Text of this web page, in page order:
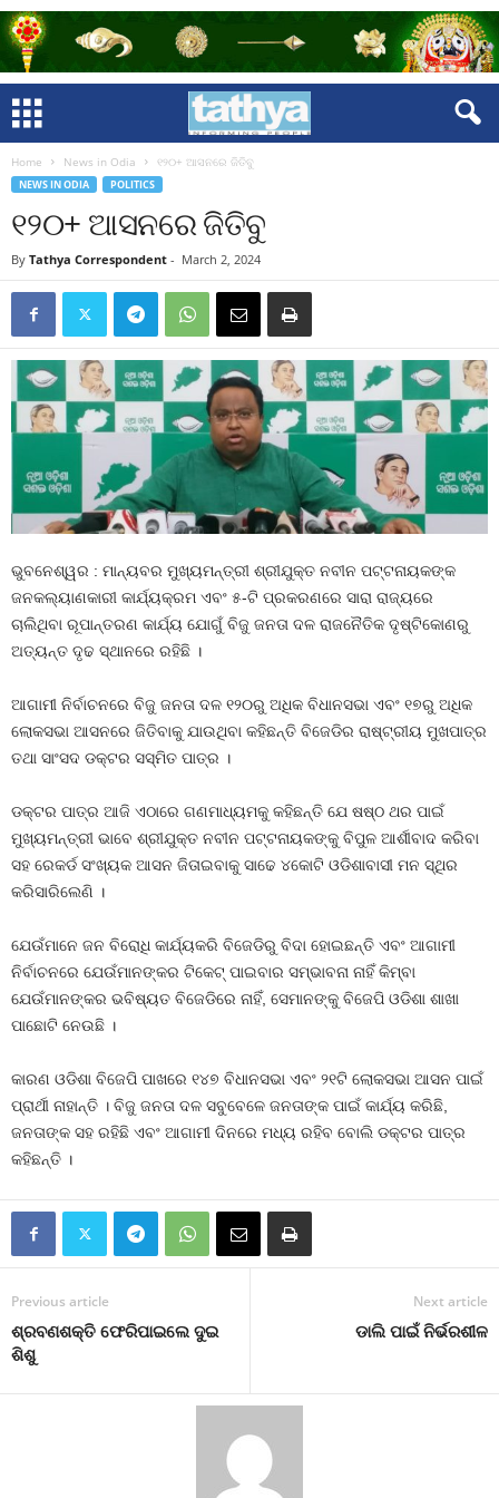
Home News in Odia ୧୨୦+ ଆସନରେ ଜିତିବୁ
NEWS IN ODIA POLITICS
୧୨୦+ ଆସନରେ ଜିତିବୁ
By Tathya Correspondent - March 2, 2024
ଭୁବନେଶ୍ୱର : ମାନ୍ୟବର ମୁଖ୍ୟମନ୍ତ୍ରୀ ଶ୍ରୀଯୁକ୍ତ ନବୀନ ପଟ୍ଟନାୟକଙ୍କ
ଜନକଲ୍ୟାଣକାରୀ କାର୍ଯ୍ୟକ୍ରମ ଏବଂ ୫-ଟି ପ୍ରକରଣରେ ସାରା ରାଜ୍ୟରେ
ଚାଲିଥିବା ରୂପାନ୍ତରଣ କାର୍ଯ୍ୟ ଯୋଗୁଁ ବିଜୁ ଜନତା ଦଳ ରାଜନୈତିକ ଦୃଷ୍ଟିକୋଣରୁ
ଅତ୍ୟନ୍ତ ଦୃଢ ସ୍ଥାନରେ ରହିଛି ।
ଆଗାମୀ ନିର୍ବାଚନରେ ବିଜୁ ଜନତା ଦଳ ୧୨୦ରୁ ଅଧିକ ବିଧାନସଭା ଏବଂ ୧୭ରୁ ଅଧିକ
ଲୋକସଭା ଆସନରେ ଜିତିବାକୁ ଯାଉଥିବା କହିଛନ୍ତି ବିଜେଡିର ରାଷ୍ଟ୍ରୀୟ ମୁଖପାତ୍ର
ତଥା ସାଂସଦ ଡକ୍ଟର ସସ୍ମିତ ପାତ୍ର ।
ଡକ୍ଟର ପାତ୍ର ଆଜି ଏଠାରେ ଗଣମାଧ୍ୟମକୁ କହିଛନ୍ତି ଯେ ଷଷ୍ଠ ଥର ପାଇଁ
ମୁଖ୍ୟମନ୍ତ୍ରୀ ଭାବେ ଶ୍ରୀଯୁକ୍ତ ନବୀନ ପଟ୍ଟନାୟକଙ୍କୁ ବିପୁଳ ଆର୍ଶୀବାଦ କରିବା
ସହ ରେକର୍ଡ ସଂଖ୍ୟକ ଆସନ ଜିତାଇବାକୁ ସାଢେ ୪କୋଟି ଓଡିଶାବାସୀ ମନ ସ୍ଥିର
କରିସାରିଲେଣି ।
ଯେଉଁମାନେ ଜନ ବିରୋଧି କାର୍ଯ୍ୟକରି ବିଜେଡିରୁ ବିଦା ହୋଇଛନ୍ତି ଏବଂ ଆଗାମୀ
ନିର୍ବାଚନରେ ଯେଉଁମାନଙ୍କର ଟିକେଟ୍‍ ପାଇବାର ସମ୍ଭାବନା ନାହିଁ କିମ୍ବା
ଯେଉଁମାନଙ୍କର ଭବିଷ୍ୟତ ବିଜେଡିରେ ନାହିଁ, ସେମାନଙ୍କୁ ବିଜେପି ଓଡିଶା ଶାଖା
ପାଛୋଟି ନେଉଛି ।
କାରଣ ଓଡିଶା ବିଜେପି ପାଖରେ ୧୪୭ ବିଧାନସଭା ଏବଂ ୨୧ଟି ଲୋକସଭା ଆସନ ପାଇଁ
ପ୍ରାର୍ଥୀ ନାହାନ୍ତି । ବିଜୁ ଜନତା ଦଳ ସବୁବେଳେ ଜନତାଙ୍କ ପାଇଁ କାର୍ଯ୍ୟ କରିଛି,
ଜନତାଙ୍କ ସହ ରହିଛି ଏବଂ ଆଗାମୀ ଦିନରେ ମଧ୍ୟ ରହିବ ବୋଲି ଡକ୍ଟର ପାତ୍ର
କହିଛନ୍ତି ।
Previous article
ଶ୍ରବଣଶକ୍ତି ଫେରିପାଇଲେ ଦୁଇ
ଶିଶୁ
Next article
ଡାଲି ପାଇଁ ନିର୍ଭରଶୀଳ